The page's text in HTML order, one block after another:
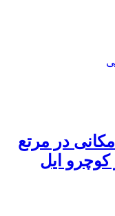
در مرتع
کوچرو ایل